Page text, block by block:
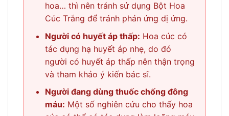
hoa… thì nên tránh sử dụng Bột Hoa
Cúc Trắng để tránh phản ứng dị ứng.
Người có huyết áp thấp: Hoa cúc có
tác dụng hạ huyết áp nhẹ, do đó
người có huyết áp thấp nên thận trọng
và tham khảo ý kiến bác sĩ.
Người đang dùng thuốc chống đông
máu: Một số nghiên cứu cho thấy hoa